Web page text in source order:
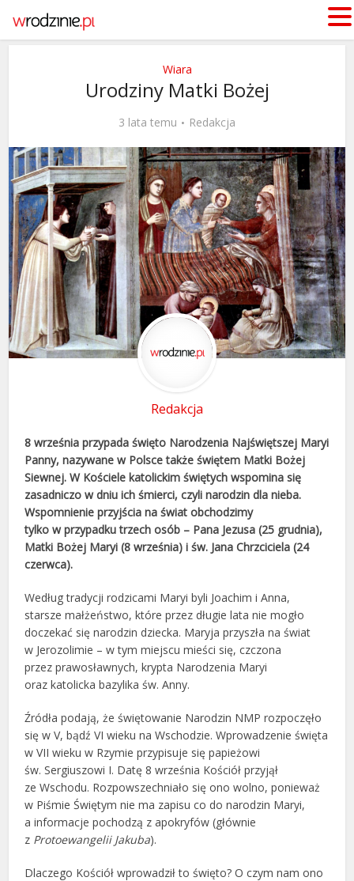
Wiara
Urodziny Matki Bożej
3 lata temu Redakcja
Redakcja
8 września przypada święto Narodzenia Najświętszej Maryi
Panny, nazywane w Polsce także świętem Matki Bożej
Siewnej. W Kościele katolickim świętych wspomina się
zasadniczo w dniu ich śmierci, czyli narodzin dla nieba.
Wspomnienie przyjścia na świat obchodzimy
tylko w przypadku trzech osób – Pana Jezusa (25 grudnia),
Matki Bożej Maryi (8 września) i św. Jana Chrzciciela (24
czerwca).
Według tradycji rodzicami Maryi byli Joachim i Anna,
starsze małżeństwo, które przez długie lata nie mogło
doczekać się narodzin dziecka. Maryja przyszła na świat
w Jerozolimie – w tym miejscu mieści się, czczona
przez prawosławnych, krypta Narodzenia Maryi
oraz katolicka bazylika św. Anny.
Źródła podają, że świętowanie Narodzin NMP rozpoczęło
się w V, bądź VI wieku na Wschodzie. Wprowadzenie święta
w VII wieku w Rzymie przypisuje się papieżowi
św. Sergiuszowi I. Datę 8 września Kościół przyjął
ze Wschodu. Rozpowszechniało się ono wolno, ponieważ
w Piśmie Świętym nie ma zapisu co do narodzin Maryi,
a informacje pochodzą z apokryfów (głównie
z Protoewangelii Jakuba).
Dlaczego Kościół wprowadził to święto? O czym nam ono